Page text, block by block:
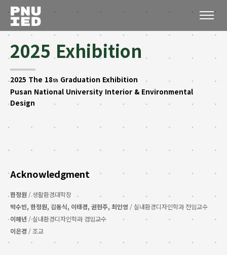
2025 Exhibition
2025 The 18th Graduation Exhibition
Pusan National University Interior & Environmental
Design
Acknowledgment
한정원 / 생활환경대학장
박수빈, 한정원, 김동식, 이태경, 권현주, 최인영 / 실내환경디자인학과 전임교수
이해년 / 실내환경디자인학과 겸임교수
이은경 / 조교